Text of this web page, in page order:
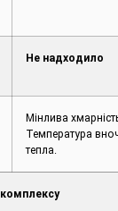
Не надходило
Мінлива
Температура
тепла.